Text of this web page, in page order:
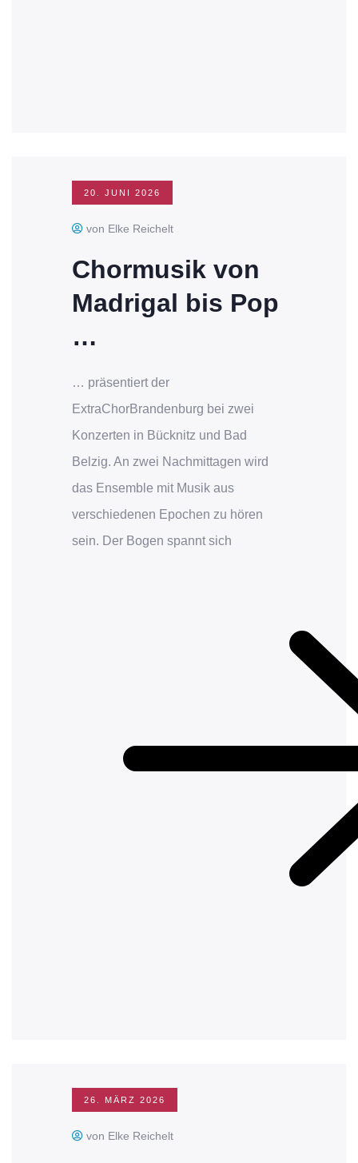
20. JUNI 2026
von Elke Reichelt
Chormusik von
Madrigal bis Pop
…
… präsentiert der
ExtraChorBrandenburg bei zwei
Konzerten in Bücknitz und Bad
Belzig. An zwei Nachmittagen wird
das Ensemble mit Musik aus
verschiedenen Epochen zu hören
sein. Der Bogen spannt sich
26. MÄRZ 2026
von Elke Reichelt